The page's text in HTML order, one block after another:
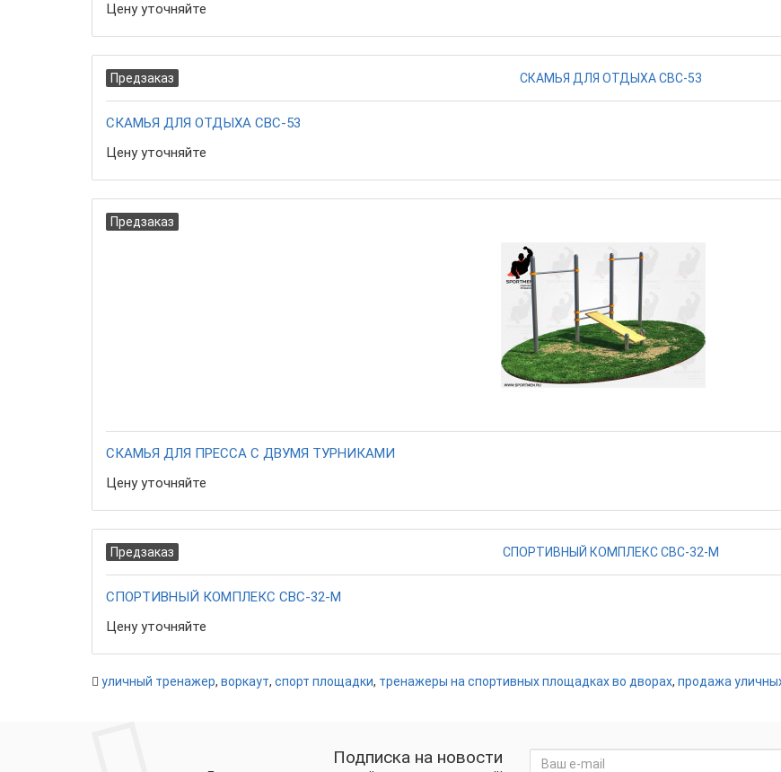
Цену уточняйте
Предзаказ
СКАМЬЯ ДЛЯ ОТДЫХА СВС-53
Цену уточняйте
Предзаказ
СКАМЬЯ ДЛЯ ПРЕССА С ДВУМЯ ТУРНИКАМИ
Цену уточняйте
Предзаказ
СПОРТИВНЫЙ КОМПЛЕКС СВС-32-М
Цену уточняйте
уличный тренажер, воркаут, спорт площадки, тренажеры на спортивных площадках во дворах, продажа
Подписка на новости